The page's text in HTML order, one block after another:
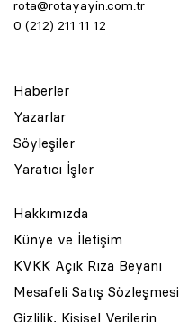
rota@rotayayin.com.tr
0 (212) 211 11 12
Haberler
Yazarlar
Söyleşiler
Yaratıcı İşler
Hakkımızda
Künye ve İletişim
KVKK Açık Rıza Beyanı
Mesafeli Satış Sözleşmesi
Gizlilik, Kişisel Verilerin